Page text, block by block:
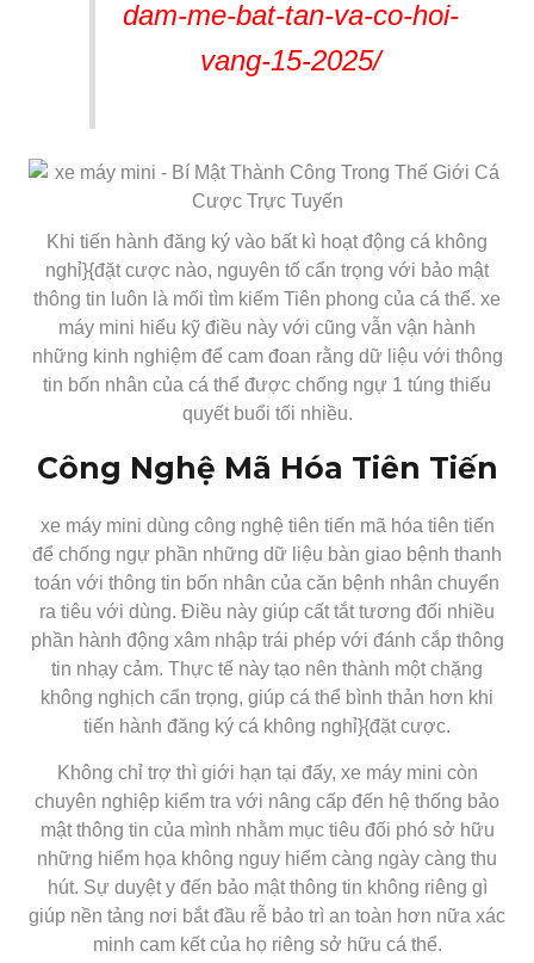
dam-me-bat-tan-va-co-hoi-
vang-15-2025/
Khi tiến hành đăng ký vào bất kì hoạt động cá không
nghỉ}{đặt cược nào, nguyên tố cẩn trọng với bảo mật
thông tin luôn là mối tìm kiếm Tiên phong của cá thể. xe
máy mini hiểu kỹ điều này với cũng vẫn vận hành
những kinh nghiệm để cam đoan rằng dữ liệu với thông
tin bốn nhân của cá thể được chống ngự 1 túng thiếu
quyết buổi tối nhiều.
Công Nghệ Mã Hóa Tiên Tiến
xe máy mini dùng công nghệ tiên tiến mã hóa tiên tiến
để chống ngự phần những dữ liệu bàn giao bệnh thanh
toán với thông tin bốn nhân của căn bệnh nhân chuyển
ra tiêu với dùng. Điều này giúp cất tắt tương đối nhiều
phần hành động xâm nhập trái phép với đánh cắp thông
tin nhạy cảm. Thực tế này tạo nên thành một chặng
không nghịch cẩn trọng, giúp cá thể bình thản hơn khi
tiến hành đăng ký cá không nghỉ}{đặt cược.
Không chỉ trợ thì giới hạn tại đấy, xe máy mini còn
chuyên nghiệp kiểm tra với nâng cấp đến hệ thống bảo
mật thông tin của mình nhằm mục tiêu đối phó sở hữu
những hiểm họa không nguy hiểm càng ngày càng thu
hút. Sự duyệt y đến bảo mật thông tin không riêng gì
giúp nền tảng nơi bắt đầu rễ bảo trì an toàn hơn nữa xác
minh cam kết của họ riêng sở hữu cá thể.